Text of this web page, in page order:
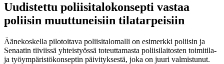
Uudistettu poliisitalokonsepti vastaa
poliisin muuttuneisiin tilatarpeisiin
Äänekoskella pilotoitava poliisitalomalli on esimerkki poliisin ja
Senaatin tiiviissä yhteistyössä toteuttamasta poliisilaitosten toimitila-
ja työympäristökonseptin päivityksestä, joka on juuri valmistunut.